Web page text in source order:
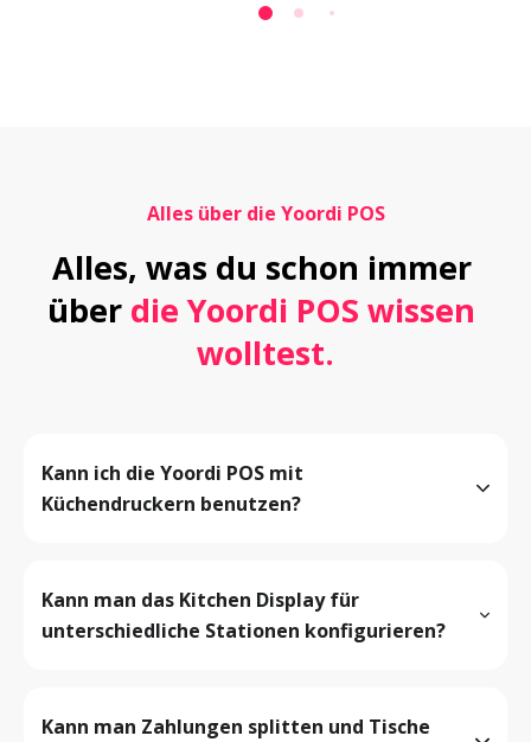
Alles über die Yoordi POS
Alles, was du schon immer
über die Yoordi POS wissen
wolltest.
Kann ich die Yoordi POS mit
Küchendruckern benutzen?
Kann man das Kitchen Display für
unterschiedliche Stationen konfigurieren?
Kann man Zahlungen splitten und Tische